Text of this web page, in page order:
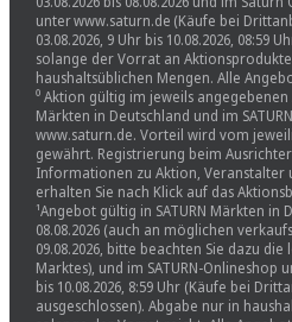
unter www.saturn.de (Käufe bei
03.08.2026, 9 Uhr bis 10.08.2026, 08:59
solange der Vorrat an
haushaltsüblichen Mengen. Alle
⁰ Aktion gültig im jeweils angegebenen
Märkten in Deutschland und im
www.saturn.de. Vorteil wird vom
gewährt. Registrierung beim
Informationen zu Aktion, Veranstalter
erhalten Sie nach Klick auf das
¹Angebot gültig in SATURN Märkten in
08.08.2026 (auch an möglichen
09.08.2026, bitte beachten Sie dazu
Marktes), und im SATURN-Onlineshop
bis 10.08.2026, 8:59 Uhr (Käufe bei
ausgeschlossen). Abgabe nur in